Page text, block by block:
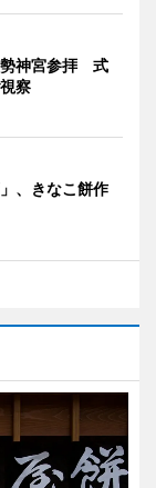
勢神宮参拝 式
察
、きなこ餅作